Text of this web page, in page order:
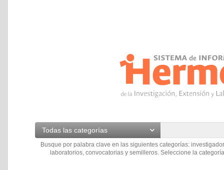
Todas las categorías
Busque por palabra clave en las siguientes categorías:
laboratorios, convocatorias y semilleros. Seleccione la